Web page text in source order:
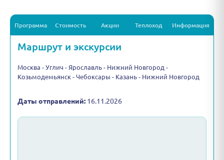
Программа Стоимость Акции Теплоход Информация
Маршрут и экскурсии
Москва - Углич - Ярославль - Нижний Новгород -
Козьмодемьянск - Чебоксары - Казань - Нижний Новгород
Даты отправлений: 16.11.2026